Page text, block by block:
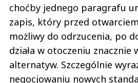
choćby jednego paragrafu
zapis, który przed
możliwy do odrzucenia, po
działa w otoczeniu znacznie
alternatyw. Szczególnie
negocjowaniu nowych